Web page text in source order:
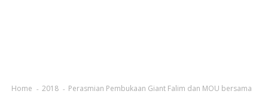
Home 2018
Perasmian Pembukaan Giant Falim dan MOU bersama